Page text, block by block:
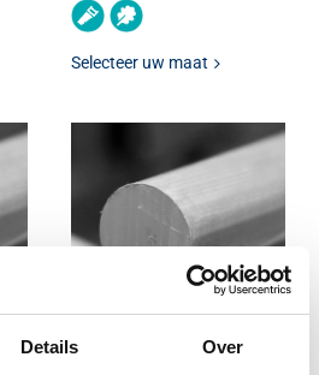
Details Over
Selecteer uw maat